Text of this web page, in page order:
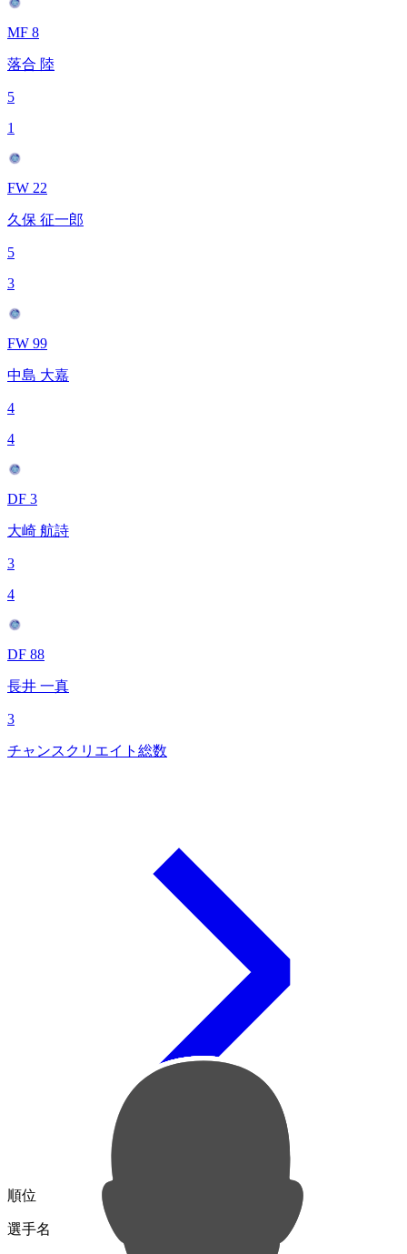
MF 8
落合 陸
5
1
FW 22
久保 征一郎
5
3
FW 99
中島 大嘉
4
4
DF 3
大崎 航詩
3
4
DF 88
長井 一真
3
チャンスクリエイト総数
順位
選手名